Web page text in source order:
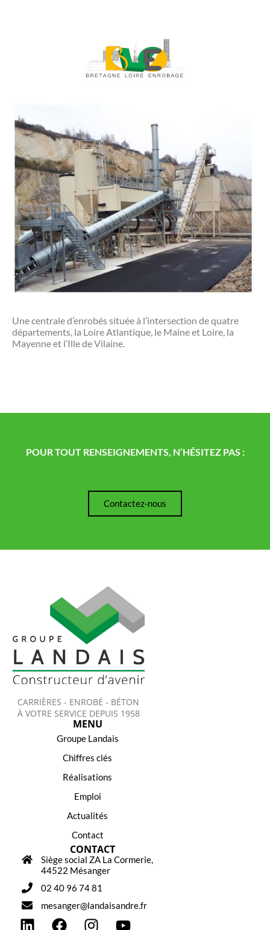
Une centrale d’enrobés située à l’intersection de quatre
départements, la Loire Atlantique, le Maine et Loire, la
Mayenne et l’Ille de Vilaine.
POUR TOUT RENSEIGNEMENTS, N’HÉSITEZ PAS :
Contactez-nous
CARRIÈRES - ENROBÉ - BÉTON
À VOTRE SERVICE DEPUIS 1958
MENU
Groupe Landais
Chiffres clés
Réalisations
Emploi
Actualités
Contact
CONTACT
Siège social ZA La Cormerie,
44522 Mésanger
02 40 96 74 81
mesanger@landaisandre.fr